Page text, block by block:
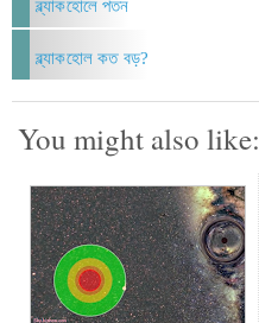
ব্ল্যাকহোলে পতন
ব্ল্যাকহোল কত বড়?
You might also like: